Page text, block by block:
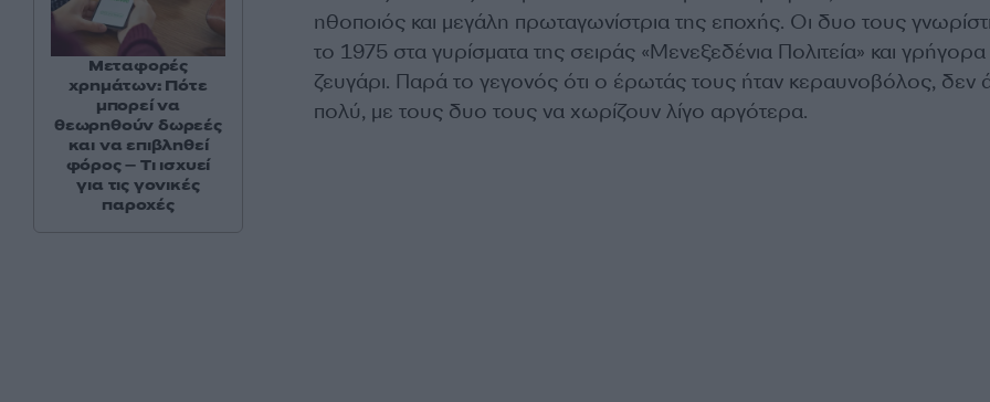
ηθοποιός και μεγάλη πρωταγωνίστρια της εποχής. Οι δυο τους
το 1975 στα γυρίσματα της σειράς «Μενεξεδένια Πολιτεία» και γρήγορα
ζευγάρι. Παρά το γεγονός ότι ο έρωτάς τους ήταν κεραυνοβόλος, δεν
πολύ, με τους δυο τους να χωρίζουν λίγο αργότερα.
Μεταφορές
χρημάτων: Πότε
μπορεί να
θεωρηθούν δωρεές
και να επιβληθεί
φόρος – Τι ισχυεί
για τις γονικές
παροχές